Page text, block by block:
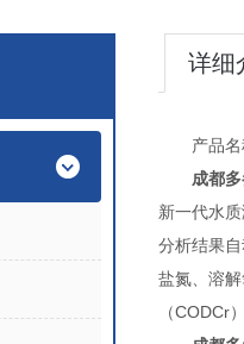
详细
产品名称
成都
新一代水
分析结果
盐氮、溶
（CODCr